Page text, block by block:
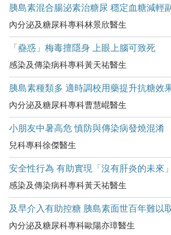
胰島素混合腸泌素治糖尿 穩定血糖減輕
內分泌及糖尿科專科林景欣醫生
「蠱惑」梅毒擅隱身 上眼上腦可致死
感染及傳染病科專科黃天祐醫生
胰島素種類多 適時調校用藥提升抗糖效
內分泌及糖尿科專科曹慧崐醫生
小朋友中暑高危​ 慎防與傳染病發燒混淆
兒科專科徐傑醫生
安全性行為 有助實現「沒有肝炎的未來」
感染及傳染病科專科黃天祐醫生
及早介入有助控糖 胰島素面世百年難以
內分泌及糖尿科專科歐陽亦璋醫生